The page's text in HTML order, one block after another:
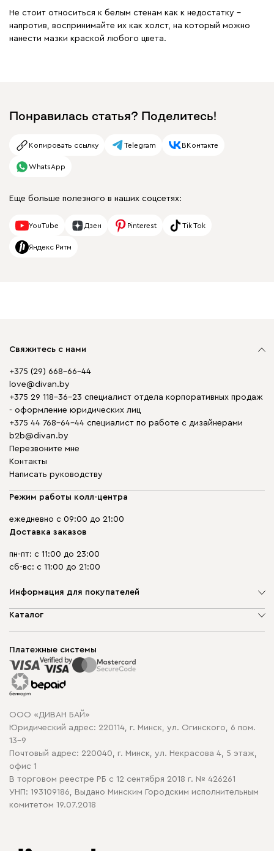
Не стоит относиться к белым стенам как к недостатку –
напротив, воспринимайте их как холст, на который можно
нанести мазки краской любого цвета.
Понравилась статья? Поделитесь!
Копировать ссылку Telegram ВКонтакте
WhatsApp
Еще больше полезного в наших соцсетях:
YouTube Дзен Pinterest Tik Tok
Яндекс Ритм
Свяжитесь с нами
+375 (29) 668-66-44
love@divan.by
+375 29 118-36-23 специалист отдела корпоративных продаж
- оформление юридических лиц
+375 44 768-64-44 специалист по работе с дизайнерами
b2b@divan.by
Перезвоните мне
Контакты
Написать руководству
Режим работы колл-центра
ежедневно с 09:00 до 21:00
Доставка заказов
пн-пт: с 11:00 до 23:00
сб-вс: с 11:00 до 21:00
Информация для покупателей
О компании
Способы оплаты
Рассрочка и кредит
Гарантия
Карта сайта
Политика конфиденциальности
Политика в отношении обработки cookie
Каталог
Корпусная мебель
Распродажа мебели
Платежные системы
ООО «ДИВАН БАЙ»
Юридический адрес: 220114, г. Минск, ул. Огинского, 6 пом.
13-9
Почтовый адрес: 220040, г. Минск, ул. Некрасова 4, 5 этаж,
офис 1
В торговом реестре РБ с 12 сентября 2018 г. № 426261
УНП: 193109186, Выдано Минским Городским исполнительным
комитетом 19.07.2018